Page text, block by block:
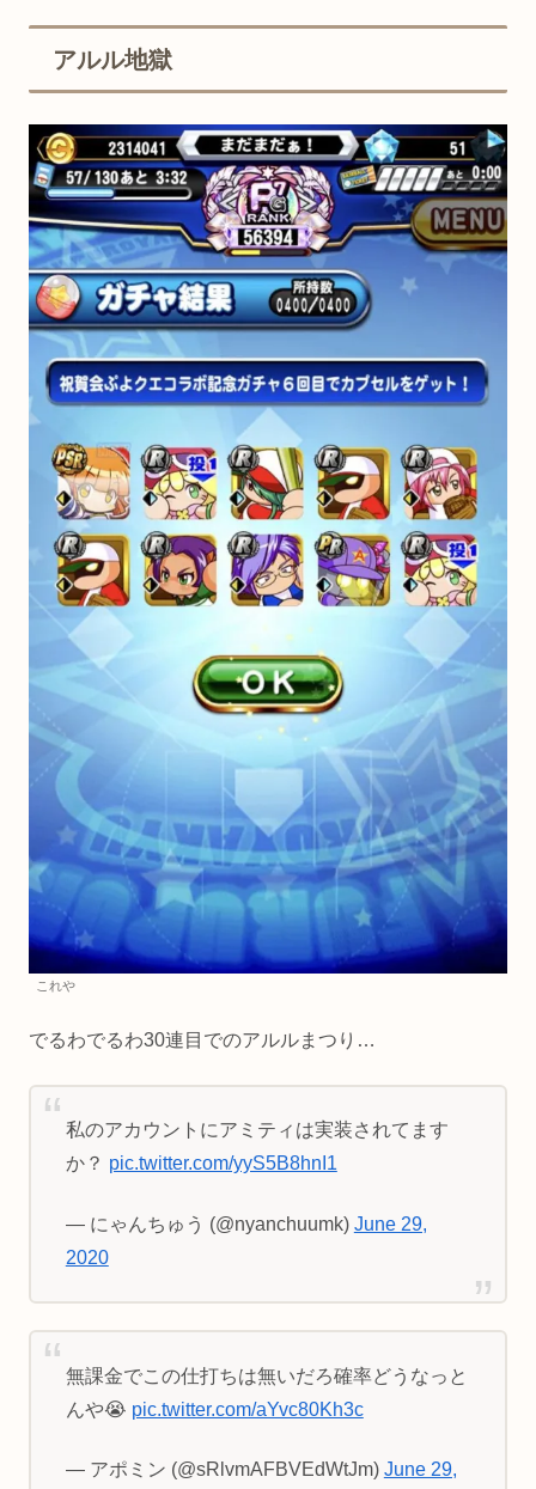
アルル地獄
これや
でるわでるわ30連目でのアルルまつり…
私のアカウントにアミティは実装されてます
か？ pic.twitter.com/yyS5B8hnI1
— にゃんちゅう (@nyanchuumk) June 29,
2020
無課金でこの仕打ちは無いだろ確率どうなっと
んや😭 pic.twitter.com/aYvc80Kh3c
— アポミン (@sRlvmAFBVEdWtJm) June 29,